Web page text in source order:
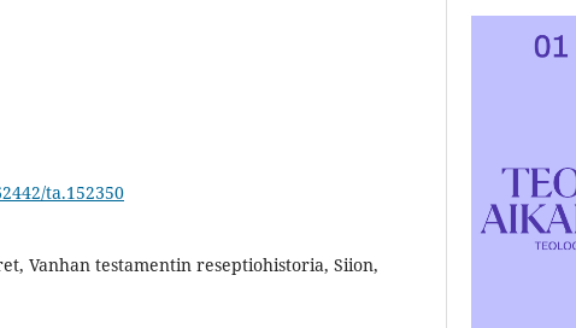
ta.152350
Vanhan testamentin reseptiohistoria, Siion,